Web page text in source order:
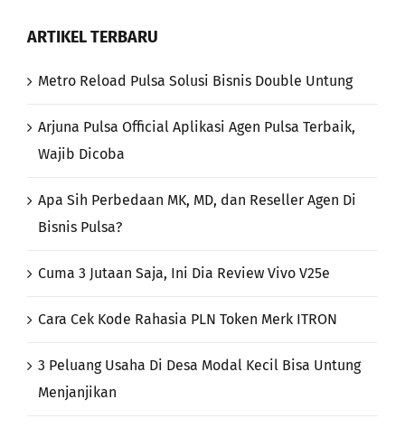
ARTIKEL TERBARU
Metro Reload Pulsa Solusi Bisnis Double Untung
Arjuna Pulsa Official Aplikasi Agen Pulsa Terbaik,
Wajib Dicoba
Apa Sih Perbedaan MK, MD, dan Reseller Agen Di
Bisnis Pulsa?
Cuma 3 Jutaan Saja, Ini Dia Review Vivo V25e
Cara Cek Kode Rahasia PLN Token Merk ITRON
3 Peluang Usaha Di Desa Modal Kecil Bisa Untung
Menjanjikan